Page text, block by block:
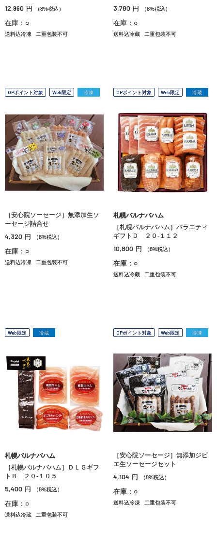
12,960 円 （8%税込）
在庫：○
送料込冷凍 二重包装不可
3,780 円 （8%税込）
在庫：○
送料込冷蔵 二重包装不可
OPポイント対象 Web限定 冷凍
［安心院ソーセージ］無添加生ソ
ーセージ詰合せ
4,320 円 （8%税込）
在庫：○
送料込冷凍 二重包装不可
OPポイント対象 Web限定 冷蔵
札幌バルナバハム
［札幌バルナバハム］バラエティ
ギフトＤ ２０‐１１２
10,800 円 （8%税込）
在庫：○
送料込冷蔵 二重包装不可
Web限定 冷蔵
札幌バルナバハム
［札幌バルナバハム］ＤＬＧギフ
トＢ ２０‐１０５
5,400 円 （8%税込）
在庫：○
送料込冷蔵 二重包装不可
OPポイント対象 Web限定 冷凍
［安心院ソーセージ］無添加ジビ
エ生ソーセージセット
4,104 円 （8%税込）
在庫：○
送料込冷凍 二重包装不可